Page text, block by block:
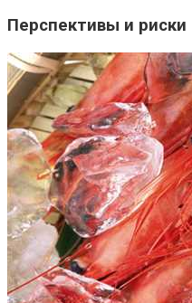
Перспективы и риски